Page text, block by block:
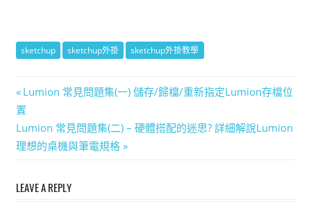
sketchup sketchup外掛 sketchup外掛教學
文
章
導
Previous
Post:
Lumion 常見問題集(一) 儲存/歸檔/重新指定Lumion存檔位
置
Next
Post:
Lumion 常見問題集(二) – 硬體搭配的迷思? 詳細解說Lumion
理想的桌機與筆電規格
LEAVE A REPLY